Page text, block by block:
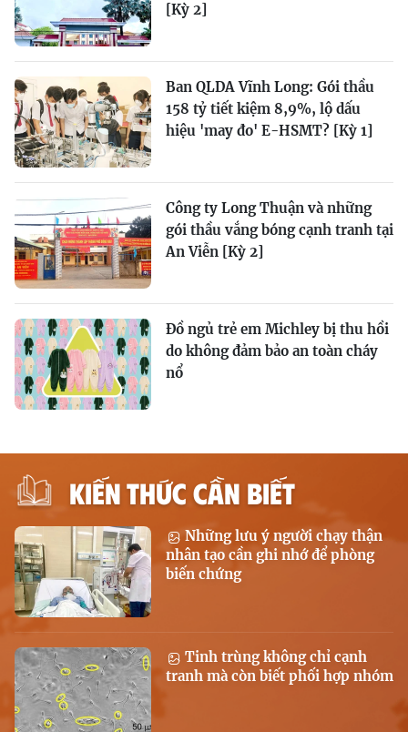
[Kỳ 2]
Ban QLDA Vĩnh Long: Gói thầu
158 tỷ tiết kiệm 8,9%, lộ dấu
hiệu 'may đo' E-HSMT? [Kỳ 1]
Công ty Long Thuận và những
gói thầu vắng bóng cạnh tranh tại
An Viễn [Kỳ 2]
Đồ ngủ trẻ em Michley bị thu hồi
do không đảm bảo an toàn cháy
nổ
KIẾN THỨC CẦN BIẾT
Những lưu ý người chạy thận
nhân tạo cần ghi nhớ để phòng
biến chứng
Tinh trùng không chỉ cạnh
tranh mà còn biết phối hợp nhóm